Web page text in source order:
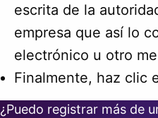
escrita de la
empresa que así lo
electrónico u otro
Finalmente, haz clic
¿Puedo registrar más de